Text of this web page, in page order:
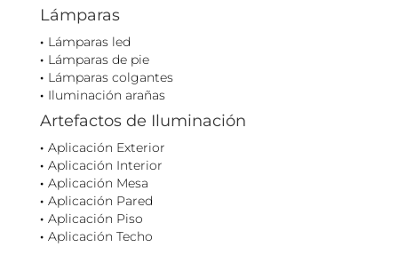
Lámparas
Lámparas led
Lámparas de pie
Lámparas colgantes
Iluminación arañas
Artefactos de Iluminación
Aplicación Exterior
Aplicación Interior
Aplicación Mesa
Aplicación Pared
Aplicación Piso
Aplicación Techo